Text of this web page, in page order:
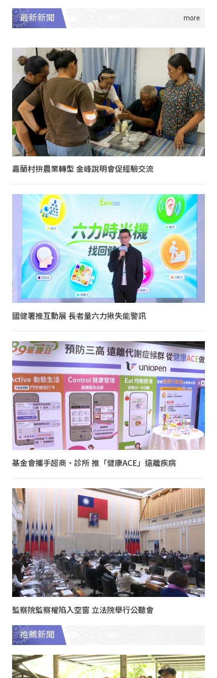
最新新聞
嘉蘭村拚農業轉型 金峰說明會促經驗交流
國健署推互動展 長者量六力揪失能警訊
基金會攜手超商、診所 推「健康ACE」遠離疾病
監察院監察權陷入空窗 立法院舉行公聽會
推薦新聞